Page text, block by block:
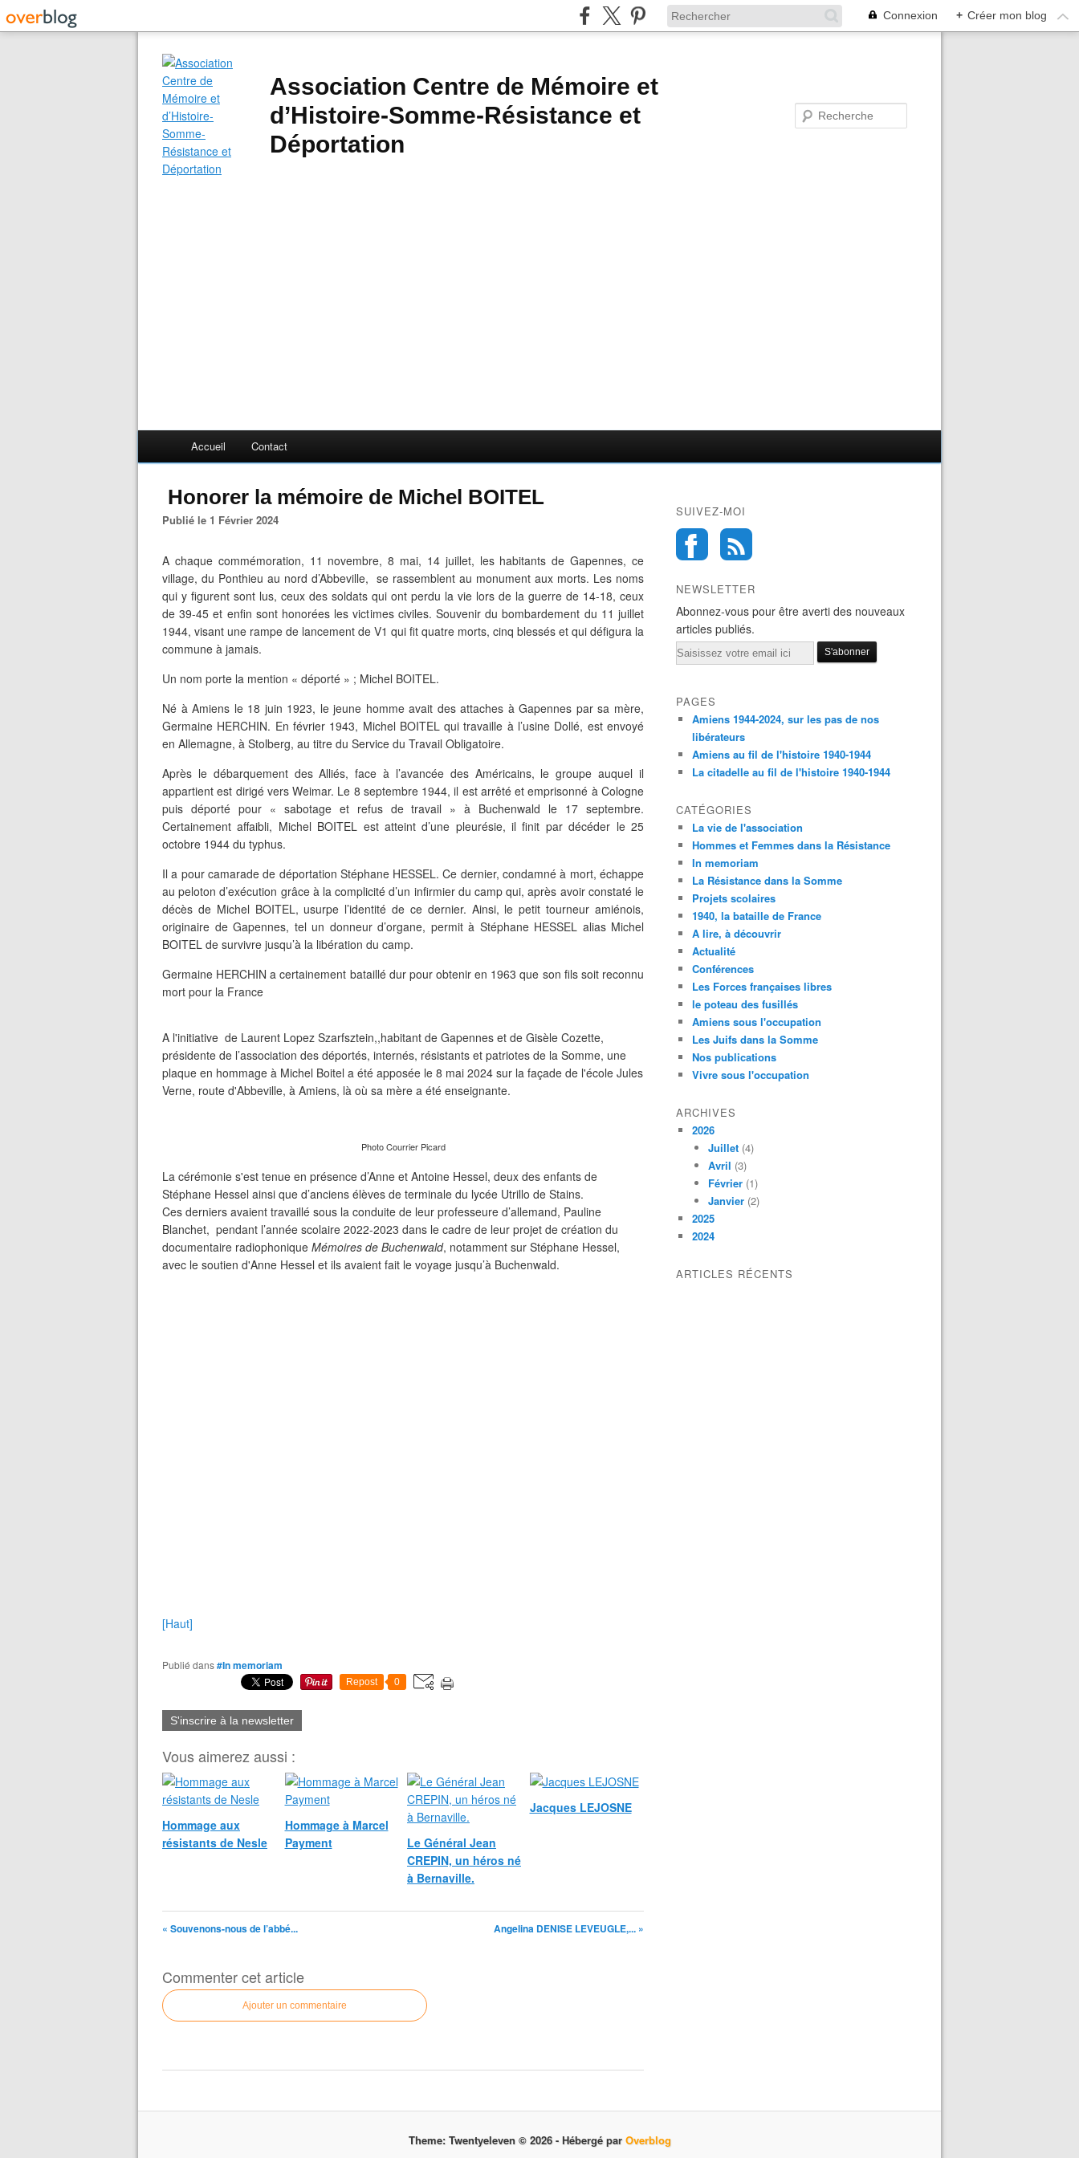
Connexion + Créer mon blog
Association Centre de Mémoire et
d’Histoire-Somme-Résistance et
Déportation
Accueil Contact
Honorer la mémoire de Michel BOITEL
Publié le 1 Février 2024
A chaque commémoration, 11 novembre, 8 mai, 14 juillet, les habitants de Gapennes, ce
village, du Ponthieu au nord d’Abbeville, se rassemblent au monument aux morts. Les noms
qui y figurent sont lus, ceux des soldats qui ont perdu la vie lors de la guerre de 14-18, ceux
de 39-45 et enfin sont honorées les victimes civiles. Souvenir du bombardement du 11 juillet
1944, visant une rampe de lancement de V1 qui fit quatre morts, cinq blessés et qui défigura la
commune à jamais.
Un nom porte la mention « déporté » ; Michel BOITEL.
Né à Amiens le 18 juin 1923, le jeune homme avait des attaches à Gapennes par sa mère,
Germaine HERCHIN. En février 1943, Michel BOITEL qui travaille à l’usine Dollé, est envoyé
en Allemagne, à Stolberg, au titre du Service du Travail Obligatoire.
Après le débarquement des Alliés, face à l’avancée des Américains, le groupe auquel il
appartient est dirigé vers Weimar. Le 8 septembre 1944, il est arrêté et emprisonné à Cologne
puis déporté pour « sabotage et refus de travail » à Buchenwald le 17 septembre.
Certainement affaibli, Michel BOITEL est atteint d’une pleurésie, il finit par décéder le 25
octobre 1944 du typhus.
Il a pour camarade de déportation Stéphane HESSEL. Ce dernier, condamné à mort, échappe
au peloton d’exécution grâce à la complicité d’un infirmier du camp qui, après avoir constaté le
décès de Michel BOITEL, usurpe l’identité de ce dernier. Ainsi, le petit tourneur amiénois,
originaire de Gapennes, tel un donneur d’organe, permit à Stéphane HESSEL alias Michel
BOITEL de survivre jusqu’à la libération du camp.
Germaine HERCHIN a certainement bataillé dur pour obtenir en 1963 que son fils soit reconnu
mort pour la France
A l'initiative de Laurent Lopez Szarfsztein,,habitant de Gapennes et de Gisèle Cozette,
présidente de l’association des déportés, internés, résistants et patriotes de la Somme, une
plaque en hommage à Michel Boitel a été apposée le 8 mai 2024 sur la façade de l'école Jules
Verne, route d'Abbeville, à Amiens, là où sa mère a été enseignante.
Photo Courrier Picard
La cérémonie s'est tenue en présence d’Anne et Antoine Hessel, deux des enfants de
Stéphane Hessel ainsi que d’anciens élèves de terminale du lycée Utrillo de Stains.
Ces derniers avaient travaillé sous la conduite de leur professeure d’allemand, Pauline
Blanchet, pendant l’année scolaire 2022-2023 dans le cadre de leur projet de création du
documentaire radiophonique Mémoires de Buchenwald, notamment sur Stéphane Hessel,
avec le soutien d'Anne Hessel et ils avaient fait le voyage jusqu’à Buchenwald.
[Haut]
Publié dans#In memoriam
Repost 0
S'inscrire à la newsletter
Vous aimerez aussi :
Hommage aux
résistants de Nesle
Hommage à Marcel
Payment
Le Général Jean
CREPIN, un héros né
à Bernaville.
Jacques LEJOSNE
« Souvenons-nous de l’abbé... Angelina DENISE LEVEUGLE,... »
Commenter cet article
Ajouter un commentaire
SUIVEZ-MOI
NEWSLETTER
Abonnez-vous pour être averti des nouveaux
articles publiés.
Email
PAGES
Amiens 1944-2024, sur les pas de nos
libérateurs
Amiens au fil de l'histoire 1940-1944
La citadelle au fil de l'histoire 1940-1944
CATÉGORIES
La vie de l'association
Hommes et Femmes dans la Résistance
In memoriam
La Résistance dans la Somme
Projets scolaires
1940, la bataille de France
A lire, à découvrir
Actualité
Conférences
Les Forces françaises libres
le poteau des fusillés
Amiens sous l'occupation
Les Juifs dans la Somme
Nos publications
Vivre sous l'occupation
ARCHIVES
2026
Juillet (4)
Avril (3)
Février (1)
Janvier (2)
2025
2024
ARTICLES RÉCENTS
Theme: Twentyeleven © 2026 - Hébergé par Overblog